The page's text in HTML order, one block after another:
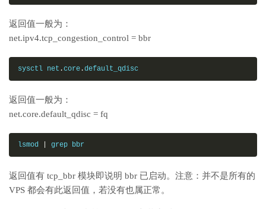
返回值一般为：
net.ipv4.tcp_congestion_control = bbr
sysctl net .core .default_qdisc
返回值一般为：
net.core.default_qdisc = fq
lsmod grep bbr
返回值有 tcp_bbr 模块即说明 bbr 已启动。注意：并不是所有的
VPS 都会有此返回值，若没有也属正常。